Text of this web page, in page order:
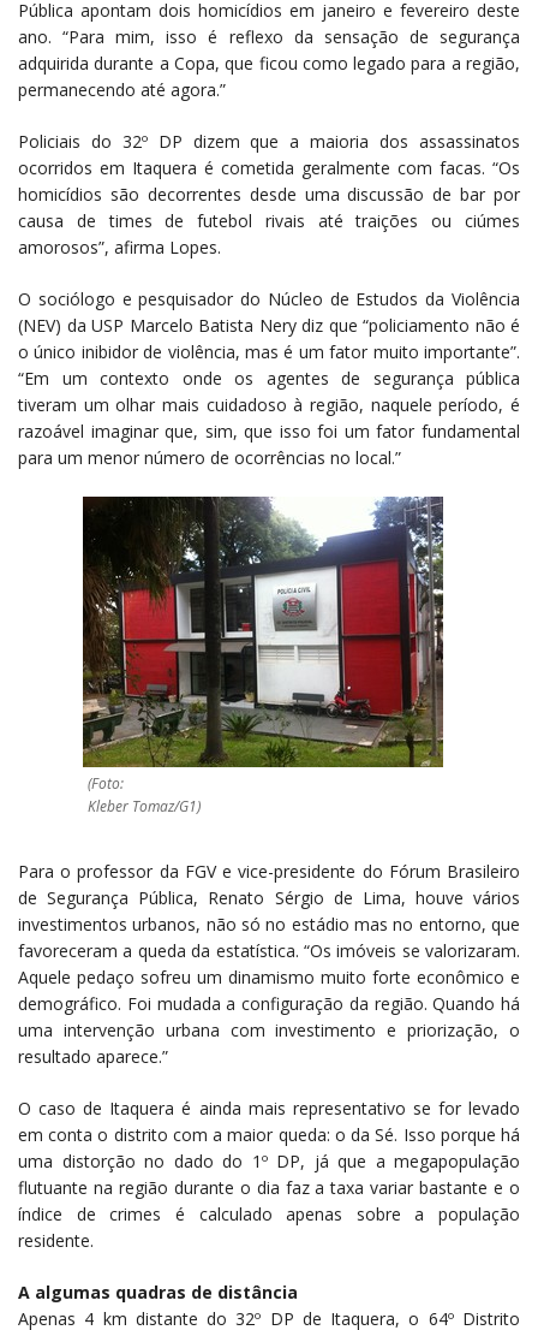
Pública apontam dois homicídios em janeiro e fevereiro deste
ano. “Para mim, isso é reflexo da sensação de segurança
adquirida durante a Copa, que ficou como legado para a região,
permanecendo até agora.”
Policiais do 32º DP dizem que a maioria dos assassinatos
ocorridos em Itaquera é cometida geralmente com facas. “Os
homicídios são decorrentes desde uma discussão de bar por
causa de times de futebol rivais até traições ou ciúmes
amorosos”, afirma Lopes.
O sociólogo e pesquisador do Núcleo de Estudos da Violência
(NEV) da USP Marcelo Batista Nery diz que “policiamento não é
o único inibidor de violência, mas é um fator muito importante”.
“Em um contexto onde os agentes de segurança pública
tiveram um olhar mais cuidadoso à região, naquele período, é
razoável imaginar que, sim, que isso foi um fator fundamental
para um menor número de ocorrências no local.”
(Foto:
Kleber Tomaz/G1)
Para o professor da FGV e vice-presidente do Fórum Brasileiro
de Segurança Pública, Renato Sérgio de Lima, houve vários
investimentos urbanos, não só no estádio mas no entorno, que
favoreceram a queda da estatística. “Os imóveis se valorizaram.
Aquele pedaço sofreu um dinamismo muito forte econômico e
demográfico. Foi mudada a configuração da região. Quando há
uma intervenção urbana com investimento e priorização, o
resultado aparece.”
O caso de Itaquera é ainda mais representativo se for levado
em conta o distrito com a maior queda: o da Sé. Isso porque há
uma distorção no dado do 1º DP, já que a megapopulação
flutuante na região durante o dia faz a taxa variar bastante e o
índice de crimes é calculado apenas sobre a população
residente.
A algumas quadras de distância
Apenas 4 km distante do 32º DP de Itaquera, o 64º Distrito